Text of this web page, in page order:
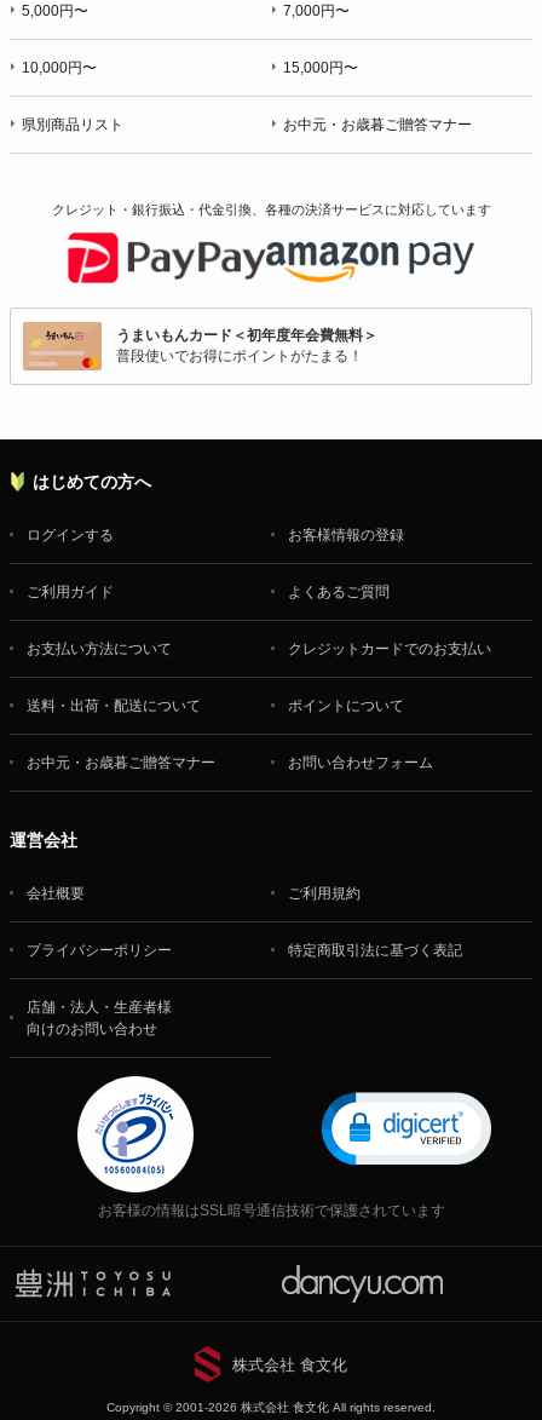
5,000円〜 7,000円〜
10,000円〜 15,000円〜
県別商品リスト お中元・お歳暮ご贈答マナー
クレジット・銀行振込・代金引換、各種の決済サービスに対応しています
うまいもんカード＜初年度年会費無料＞
普段使いでお得にポイントがたまる！
はじめての方へ
ログインする お客様情報の登録
ご利用ガイド よくあるご質問
お支払い方法について クレジットカードでのお支払い
送料・出荷・配送について ポイントについて
お中元・お歳暮ご贈答マナー お問い合わせフォーム
運営会社
会社概要 ご利用規約
プライバシーポリシー 特定商取引法に基づく表記
店舗・法人・生産者様
向けのお問い合わせ
お客様の情報はSSL暗号通信技術で保護されています
株式会社 食文化
Copyright © 2001-2026 株式会社 食文化 All rights reserved.